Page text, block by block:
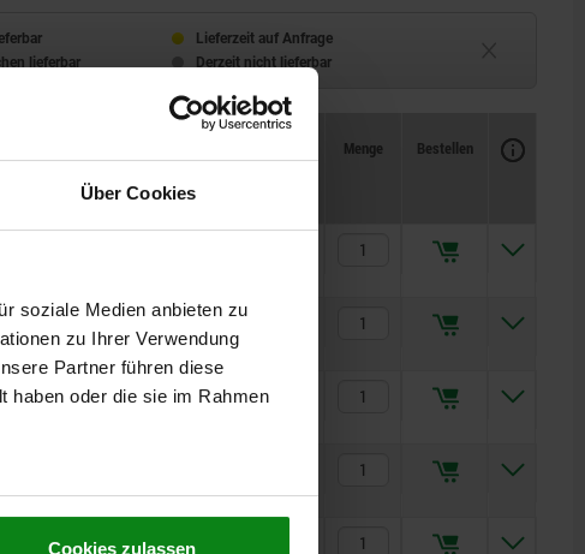
Über Cookies
soziale Medien anbieten zu
zu Ihrer Verwendung
Partner führen diese
haben oder die sie im Rahmen
Cookies zulassen
Lieferzeit auf Anfrage
lieferbar
Derzeit nicht lieferbar
Nm
Menge Bestellen
30 39,2 26,99 €
30 39,2 29,17 €
49